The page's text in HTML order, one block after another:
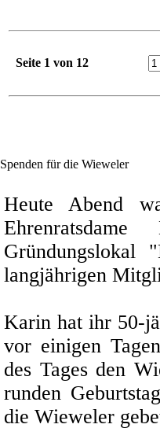
Seite 1 von 12
Spenden für die Wieweler
Heute Abend
Gründungslokal
langjährigen
Karin hat ihr 50-
vor einigen
des Tages den
runden
die Wieweler